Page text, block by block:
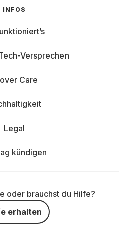
INFOS
Versprechen
Care
Legal
kündigen
oder brauchst du Hilfe?
erhalten